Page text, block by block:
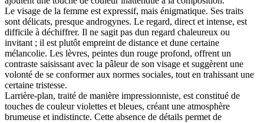
Le visage de la femme est expressif, mais énigmatique. Ses traits
sont délicats, presque androgynes. Le regard, direct et intense, est
difficile à déchiffrer. Il ne sagit pas dun regard chaleureux ou
invitant ; il est plutôt empreint de distance et dune certaine
mélancolie. Les lèvres, peintes dun rouge profond, offrent un
contraste saisissant avec la pâleur de son visage et suggèrent une
volonté de se conformer aux normes sociales, tout en trahissant une
certaine tristesse.
Larrière-plan, traité de manière impressionniste, est constitué de
touches de couleur violettes et bleues, créant une atmosphère
brumeuse et indistincte. Cette absence de détails permet de